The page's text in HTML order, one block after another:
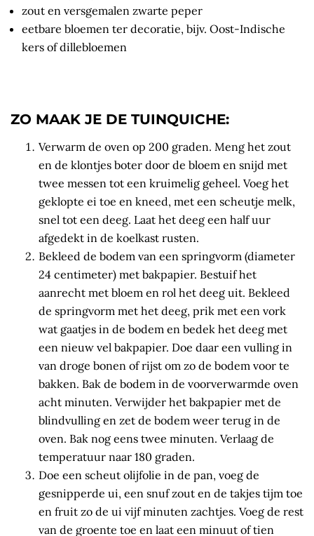
zout en versgemalen zwarte peper
eetbare bloemen ter decoratie, bijv. Oost-Indische
kers of dillebloemen
ZO MAAK JE DE TUINQUICHE:
Verwarm de oven op 200 graden. Meng het zout
en de klontjes boter door de bloem en snijd met
twee messen tot een kruimelig geheel. Voeg het
geklopte ei toe en kneed, met een scheutje melk,
snel tot een deeg. Laat het deeg een half uur
afgedekt in de koelkast rusten.
Bekleed de bodem van een springvorm (diameter
24 centimeter) met bakpapier. Bestuif het
aanrecht met bloem en rol het deeg uit. Bekleed
de springvorm met het deeg, prik met een vork
wat gaatjes in de bodem en bedek het deeg met
een nieuw vel bakpapier. Doe daar een vulling in
van droge bonen of rijst om zo de bodem voor te
bakken. Bak de bodem in de voorverwarmde oven
acht minuten. Verwijder het bakpapier met de
blindvulling en zet de bodem weer terug in de
oven. Bak nog eens twee minuten. Verlaag de
temperatuur naar 180 graden.
Doe een scheut olijfolie in de pan, voeg de
gesnipperde ui, een snuf zout en de takjes tijm toe
en fruit zo de ui vijf minuten zachtjes. Voeg de rest
van de groente toe en laat een minuut of tien